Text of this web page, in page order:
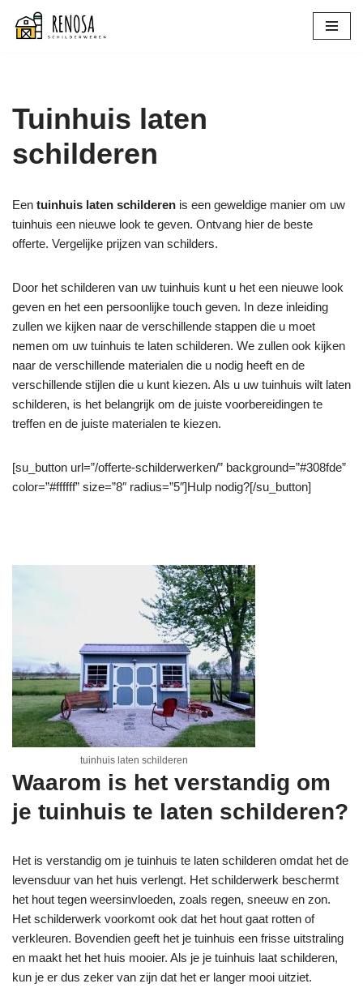
Spring
Tuinhuis laten
schilderen
Een tuinhuis laten schilderen is een geweldige manier om uw
tuinhuis een nieuwe look te geven. Ontvang hier de beste
offerte. Vergelijke prijzen van schilders.
Door het schilderen van uw tuinhuis kunt u het een nieuwe look
geven en het een persoonlijke touch geven. In deze inleiding
zullen we kijken naar de verschillende stappen die u moet
nemen om uw tuinhuis te laten schilderen. We zullen ook kijken
naar de verschillende materialen die u nodig heeft en de
verschillende stijlen die u kunt kiezen. Als u uw tuinhuis wilt laten
schilderen, is het belangrijk om de juiste voorbereidingen te
treffen en de juiste materialen te kiezen.
[su_button url=”/offerte-schilderwerken/” background=”#308fde”
color=”#ffffff” size=”8″ radius=”5″]Hulp nodig?[/su_button]
tuinhuis laten schilderen
Waarom is het verstandig om
je tuinhuis te laten schilderen?
Het is verstandig om je tuinhuis te laten schilderen omdat het de
levensduur van het huis verlengt. Het schilderwerk beschermt
het hout tegen weersinvloeden, zoals regen, sneeuw en zon.
Het schilderwerk voorkomt ook dat het hout gaat rotten of
verkleuren. Bovendien geeft het je tuinhuis een frisse uitstraling
en maakt het het huis mooier. Als je je tuinhuis laat schilderen,
kun je er dus zeker van zijn dat het er langer mooi uitziet.